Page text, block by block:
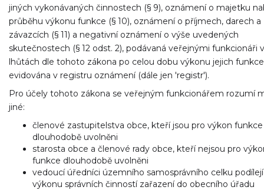
jiných vykonávaných činnostech (§ 9), oznámení o majetku
průběhu výkonu funkce (§ 10), oznámení o příjmech, darech a
závazcích (§ 11) a negativní oznámení o výše uvedených
skutečnostech (§ 12 odst. 2), podávaná veřejnými funkcionáři
lhůtách dle tohoto zákona po celou dobu výkonu jejich
evidována v registru oznámení (dále jen 'registr').
Pro účely tohoto zákona se veřejným funkcionářem rozumí
jiné:
členové zastupitelstva obce, kteří jsou pro výkon funkce
dlouhodobě uvolněni
starosta obce a členové rady obce, kteří nejsou pro
funkce dlouhodobě uvolněni
vedoucí úředníci územního samosprávního celku
výkonu správních činností zařazení do obecního úřadu